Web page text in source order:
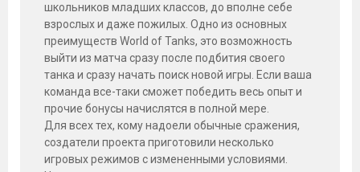
школьников младших классов, до вполне себе
взрослых и даже пожилых. Одно из основных
преимуществ World of Tanks, это возможность
выйти из матча сразу после подбития своего
танка и сразу начать поиск новой игры. Если ваша
команда все-таки сможет победить весь опыт и
прочие бонусы начислятся в полной мере.
Для всех тех, кому надоели обычные сражения,
создатели проекта приготовили несколько
игровых режимов с измененными условиями.